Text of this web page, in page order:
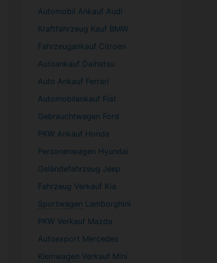
Automobil Ankauf Audi
Kraftfahrzeug Kauf BMW
Fahrzeugankauf Citroen
Autoankauf Daihatsu
Auto Ankauf Ferrari
Automobilankauf Fiat
Gebrauchtwagen Ford
PKW Ankauf Honda
Personenwagen Hyundai
Geländefahrzeug Jeep
Fahrzeug Verkauf Kia
Sportwagen Lamborghini
PKW Verkauf Mazda
Autoexport Mercedes
Kleinwagen Verkauf Mini